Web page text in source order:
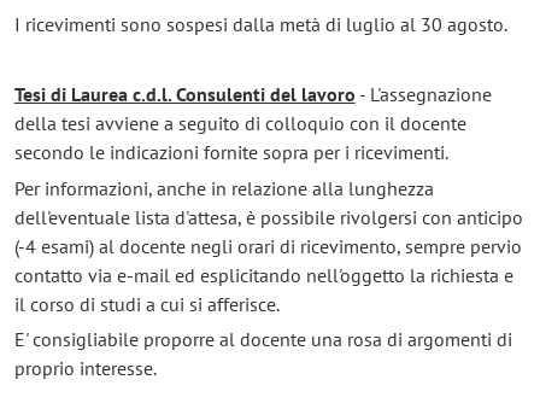
I ricevimenti sono sospesi dalla metà di luglio al 30 agosto.
Tesi di Laurea c.d.l. Consulenti del lavoro - L'assegnazione
della tesi avviene a seguito di colloquio con il docente
secondo le indicazioni fornite sopra per i ricevimenti.
Per informazioni, anche in relazione alla lunghezza
dell'eventuale lista d'attesa, è possibile rivolgersi con anticipo
(-4 esami) al docente negli orari di ricevimento, sempre pervio
contatto via e-mail ed esplicitando nell'oggetto la richiesta e
il corso di studi a cui si afferisce.
E' consigliabile proporre al docente una rosa di argomenti di
proprio interesse.